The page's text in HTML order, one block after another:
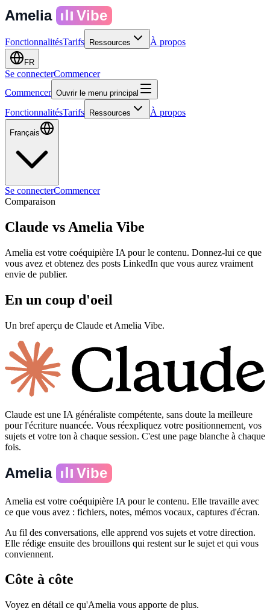
Amelia Vibe
FonctionnalitésTarifs Ressources À propos
FR
Se connecterCommencer
Commencer Ouvrir le menu principal
FonctionnalitésTarifs Ressources À propos
Français
Se connecterCommencer
Comparaison
Claude vs Amelia Vibe
Amelia est votre coéquipière IA pour le contenu. Donnez-lui ce que
vous avez et obtenez des posts LinkedIn que vous aurez vraiment
envie de publier.
En un coup d'oeil
Un bref aperçu de Claude et Amelia Vibe.
Claude est une IA généraliste compétente, sans doute la meilleure
pour l'écriture nuancée. Vous réexpliquez votre positionnement, vos
sujets et votre ton à chaque session. C'est une page blanche à chaque
fois.
Amelia Vibe
Amelia est votre coéquipière IA pour le contenu. Elle travaille avec
ce que vous avez : fichiers, notes, mémos vocaux, captures d'écran.
Au fil des conversations, elle apprend vos sujets et votre direction.
Elle rédige ensuite des brouillons qui restent sur le sujet et qui vous
conviennent.
Côte à côte
Voyez en détail ce qu'Amelia vous apporte de plus.